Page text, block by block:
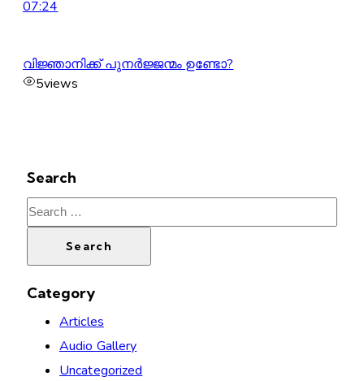
07:24
വിജ്ഞാനിക്ക് പുനർജ്ജന്മം ഉണ്ടോ?
5views
Search
Search
for:
Category
Articles
Audio Gallery
Uncategorized